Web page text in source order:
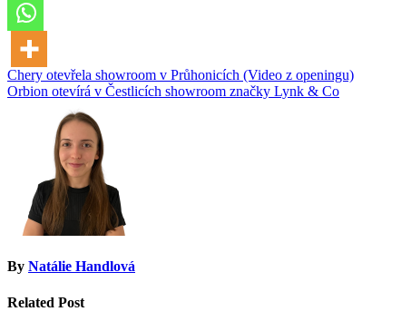
Navigace
pro
příspěvek
Chery otevřela showroom v Průhonicích (Video z openingu)
Orbion otevírá v Čestlicích showroom značky Lynk & Co
By Natálie Handlová
Related Post